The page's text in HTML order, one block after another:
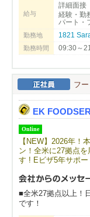
「日本の技術で満
ます。
明るく、フレンド
空いた時間を活用
働き方に合わせて
まずはお気軽にご連
給与
詳細面接
経験・勤
パート・
勤務地 1821
勤務時間 09:30～
フ
EK
Online
【NEW】2026年！
ン！全米に27拠点
す ! Eビザ5年サポ
一切なく、渡米後
年1〜2週間のバケ
や面白さを全身で
■全米27拠点以上！
です！